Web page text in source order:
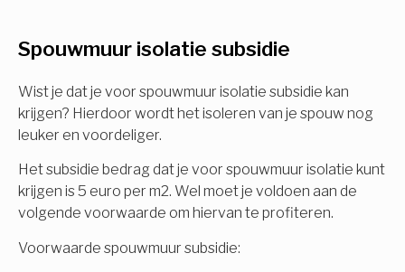
Spouwmuur isolatie subsidie
Wist je dat je voor spouwmuur isolatie subsidie kan
krijgen? Hierdoor wordt het isoleren van je spouw nog
leuker en voordeliger.
Het subsidie bedrag dat je voor spouwmuur isolatie kunt
krijgen is 5 euro per m2. Wel moet je voldoen aan de
volgende voorwaarde om hiervan te profiteren.
Voorwaarde spouwmuur subsidie:
Isolatiemaatregel
Spouwisolatie
Vloerisolatie
Dakisolatie
Gevelisolatie
subsidie!
Vul uw gegevens in en ontvang nu direct uw
berekening per mail.
Voornaam